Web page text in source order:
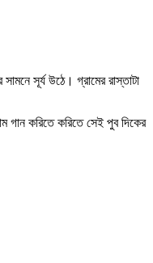
সূর্য উঠে। গ্রামের রাস্তাটা
গান করিতে করিতে সেই পুব দিকের